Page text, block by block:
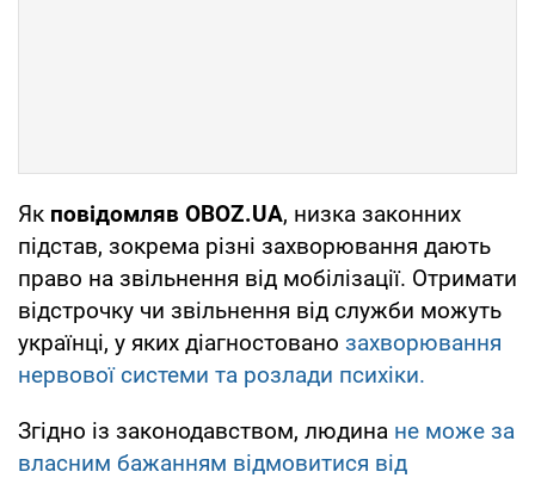
Як повідомляв OBOZ.UA, низка законних
підстав, зокрема різні захворювання дають
право на звільнення від мобілізації. Отримати
відстрочку чи звільнення від служби можуть
українці, у яких діагностовано захворювання
нервової системи та розлади психіки.
Згідно із законодавством, людина не може за
власним бажанням відмовитися від